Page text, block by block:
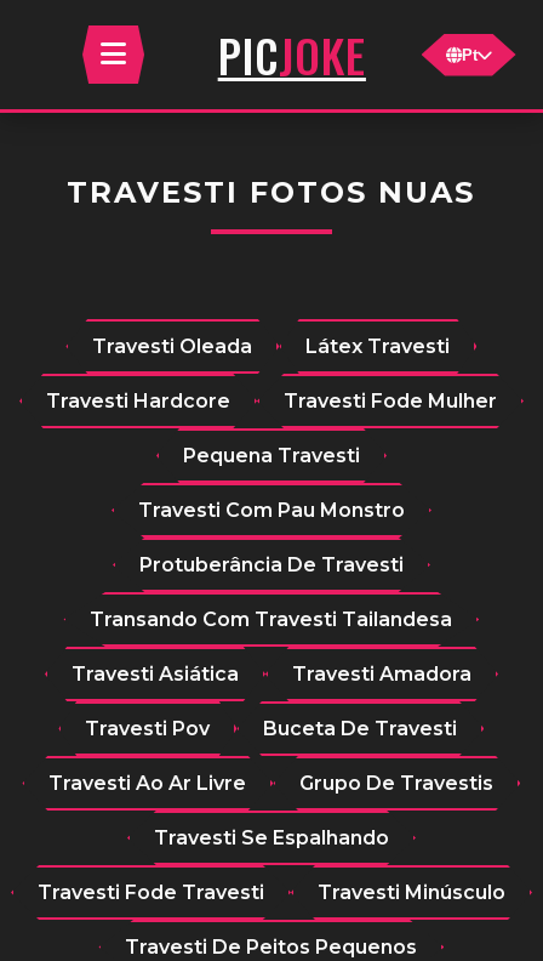
PICJOKE Pt
TRAVESTI FOTOS NUAS
Travesti Oleada Látex Travesti
Travesti Hardcore Travesti Fode Mulher
Pequena Travesti
Travesti Com Pau Monstro
Protuberância De Travesti
Transando Com Travesti Tailandesa
Travesti Asiática Travesti Amadora
Travesti Pov Buceta De Travesti
Travesti Ao Ar Livre Grupo De Travestis
Travesti Se Espalhando
Travesti Fode Travesti Travesti Minúsculo
Travesti De Peitos Pequenos